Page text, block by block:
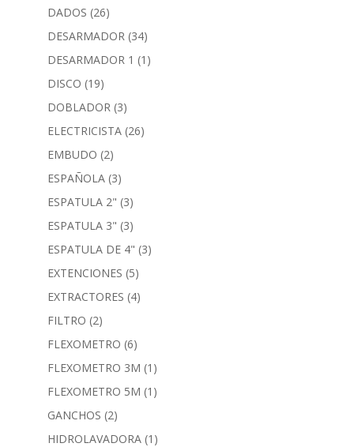
DADOS (26)
DESARMADOR (34)
DESARMADOR 1 (1)
DISCO (19)
DOBLADOR (3)
ELECTRICISTA (26)
EMBUDO (2)
ESPAÑOLA (3)
ESPATULA 2" (3)
ESPATULA 3" (3)
ESPATULA DE 4" (3)
EXTENCIONES (5)
EXTRACTORES (4)
FILTRO (2)
FLEXOMETRO (6)
FLEXOMETRO 3M (1)
FLEXOMETRO 5M (1)
GANCHOS (2)
HIDROLAVADORA (1)